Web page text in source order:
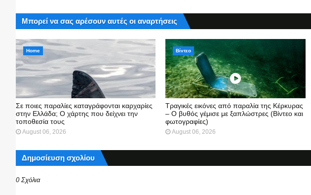
Μπορεί να σας αρέσουν αυτές οι αναρτήσεις
Home
Σε ποιες παραλίες καταγράφονται καρχαρίες
στην Ελλάδα; Ο χάρτης που δείχνει την
τοποθεσία τους
August 06, 2026
Βίντεο
Τραγικές εικόνες από παραλία της Κέρκυρας
– Ο βυθός γέμισε με ξαπλώστρες (Βίντεο και
φωτογραφίες)
August 06, 2026
Δημοσίευση σχολίου
0 Σχόλια